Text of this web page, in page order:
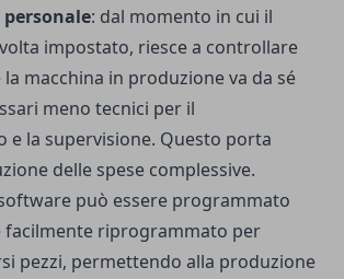
: dal momento in cui il
impostato, riesce a controllare
macchina in produzione va da sé
meno tecnici per il
e la supervisione. Questo porta
delle spese complessive.
può essere programmato
facilmente riprogrammato per
pezzi, permettendo alla produzione